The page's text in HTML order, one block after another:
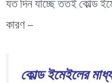
যত দিন যাচ্ছে ততই কোল্ড
কারণ –
কোল্ড ইমেইলের